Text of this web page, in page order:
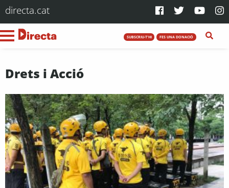
directa.cat
SUBSCRIU-T'HI FES UNA DONACIÓ
Drets i Acció